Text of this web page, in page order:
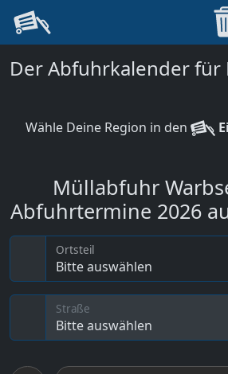
Der Abfuhrkalender für
Wähle Deine Region in den
Müllabfuhr
Abfuhrtermine 2026
Bitte auswählen
Ortsteil
Bitte auswählen
Straße